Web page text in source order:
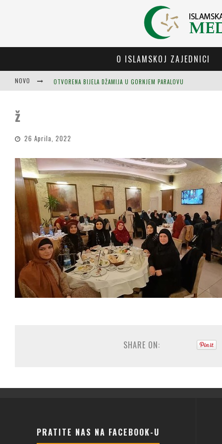
O ISLAMSKOJ ZAJEDNICI
NOVO OTVORENA BIJELA DŽAMIJA U GORNJEM PARALOVU
ž
26 Aprila, 2022
SHARE ON:
PRATITE NAS NA FACEBOOK-U